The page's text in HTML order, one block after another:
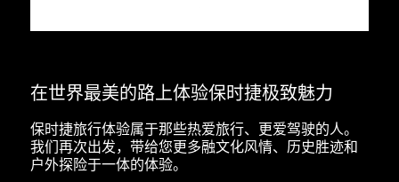
在世界最美的路上体验保时捷极致魅力
保时捷旅行体验属于那些热爱旅行、更爱驾驶的人。
我们再次出发，带给您更多融文化风情、历史胜迹和
户外探险于一体的体验。